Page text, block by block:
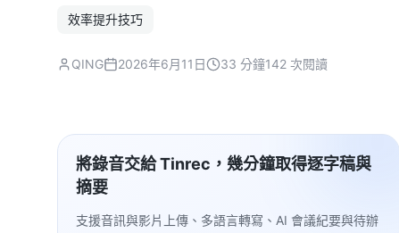
效率提升技巧
QING 2026年6月11日 33 分鐘142 次閱讀
將錄音交給 Tinrec，幾分鐘取得逐字稿與
摘要
支援音訊與影片上傳、多語言轉寫、AI 會議紀要與待辦